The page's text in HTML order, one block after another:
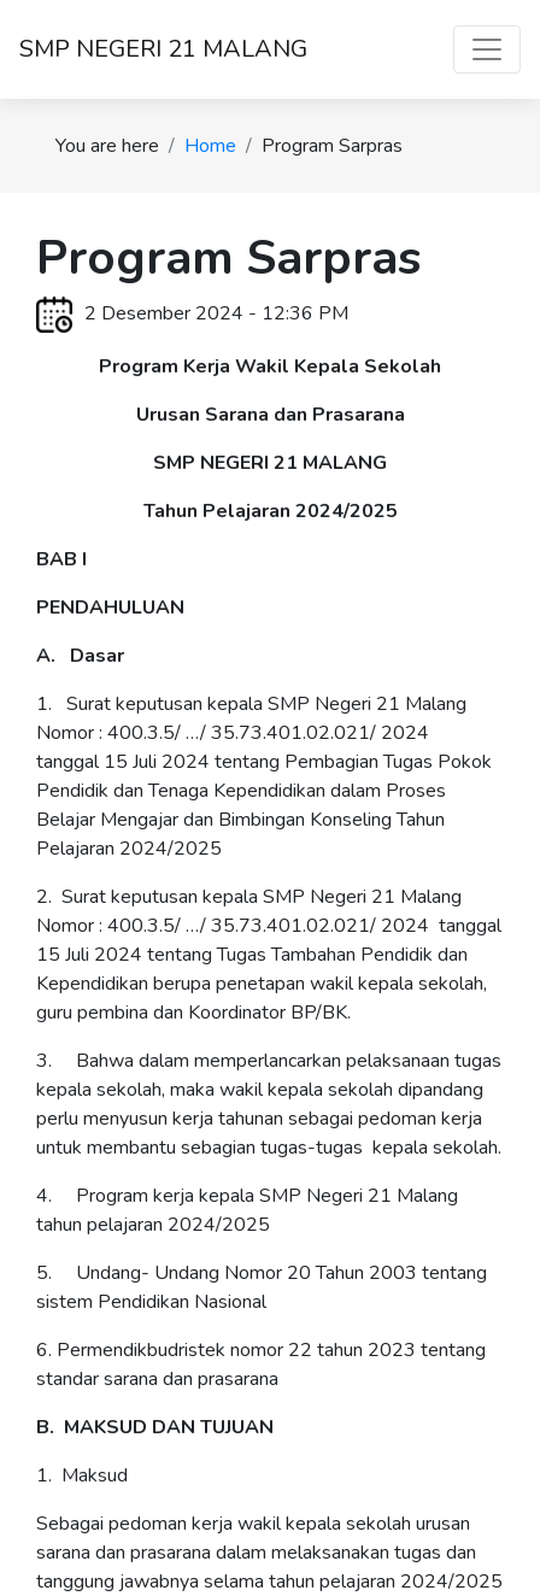
SMP NEGERI 21 MALANG
You are here Home Program Sarpras
Program Sarpras
2 Desember 2024 - 12:36 PM
Program Kerja Wakil Kepala Sekolah
Urusan Sarana dan Prasarana
SMP NEGERI 21 MALANG
Tahun Pelajaran 2024/2025
BAB I
PENDAHULUAN
A. Dasar
1. Surat keputusan kepala SMP Negeri 21 Malang
Nomor : 400.3.5/ …/ 35.73.401.02.021/ 2024
tanggal 15 Juli 2024 tentang Pembagian Tugas Pokok
Pendidik dan Tenaga Kependidikan dalam Proses
Belajar Mengajar dan Bimbingan Konseling Tahun
Pelajaran 2024/2025
2. Surat keputusan kepala SMP Negeri 21 Malang
Nomor : 400.3.5/ …/ 35.73.401.02.021/ 2024 tanggal
15 Juli 2024 tentang Tugas Tambahan Pendidik dan
Kependidikan berupa penetapan wakil kepala sekolah,
guru pembina dan Koordinator BP/BK.
3. Bahwa dalam memperlancarkan pelaksanaan tugas
kepala sekolah, maka wakil kepala sekolah dipandang
perlu menyusun kerja tahunan sebagai pedoman kerja
untuk membantu sebagian tugas-tugas kepala sekolah.
4. Program kerja kepala SMP Negeri 21 Malang
tahun pelajaran 2024/2025
5. Undang- Undang Nomor 20 Tahun 2003 tentang
sistem Pendidikan Nasional
6. Permendikbudristek nomor 22 tahun 2023 tentang
standar sarana dan prasarana
B. MAKSUD DAN TUJUAN
1. Maksud
Sebagai pedoman kerja wakil kepala sekolah urusan
sarana dan prasarana dalam melaksanakan tugas dan
tanggung jawabnya selama tahun pelajaran 2024/2025